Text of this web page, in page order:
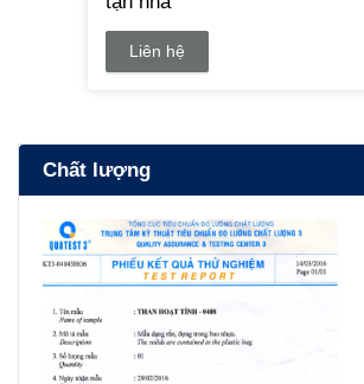
Liên hệ
Chất lượng